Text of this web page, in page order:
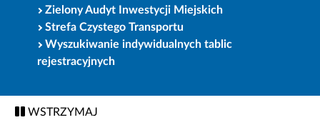
Zielony Audyt Inwestycji Miejskich
Strefa Czystego Transportu
Wyszukiwanie indywidualnych tablic
rejestracyjnych
WSTRZYMAJ